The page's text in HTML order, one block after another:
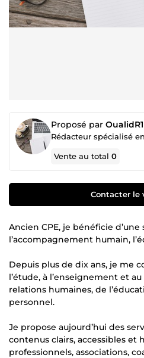
Proposé par OualidR1
Vente au total0
Contacter le
Ancien CPE, je bénéficie
l’accompagnement humain,
Depuis plus de dix ans, je me
l’étude, à l’enseignement et
relations humaines, de
personnel.
Je propose aujourd’hui des
contenus clairs, accessibles et
professionnels, associations,